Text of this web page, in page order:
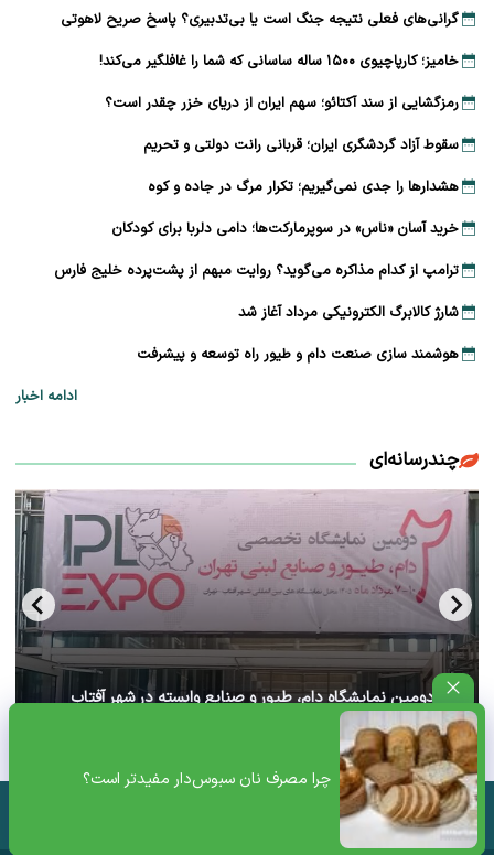
چرا مصرف نان سبوس‌دار مفیدتر است؟
گرانی‌های فعلی نتیجه جنگ است یا بی‌تدبیری؟ پاسخ صریح لاهوتی
خامیز؛ کارپاچیوی ۱۵۰۰ ساله ساسانی که شما را غافلگیر می‌کند!
رمزگشایی از سند آکتائو؛ سهم ایران از دریای خزر چقدر است؟
سقوط آزاد گردشگری ایران؛ قربانی رانت دولتی و تحریم
هشدارها را جدی نمی‌گیریم؛ تکرار مرگ در جاده و کوه
خرید آسان «ناس» در سوپرمارکت‌ها؛ دامی دلربا برای کودکان
ترامپ از کدام مذاکره می‌گوید؟ روایت مبهم از پشت‌پرده خلیج فارس
شارژ کالابرگ الکترونیکی مرداد آغاز شد
هوشمند سازی صنعت دام و طیور راه توسعه و پیشرفت
ادامه اخبار
چندرسانه‌ای
آغاز دومین نمایشگاه دام، طیور و صنایع وابسته در شهر آفتاب
تهران+ ویدئو